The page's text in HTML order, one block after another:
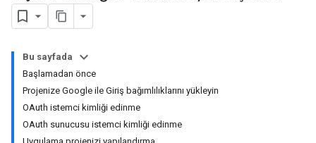
Bu sayfada
Başlamadan önce
Projenize Google ile Giriş bağımlılıklarını yükleyin
OAuth istemci kimliği edinme
OAuth sunucusu istemci kimliği edinme